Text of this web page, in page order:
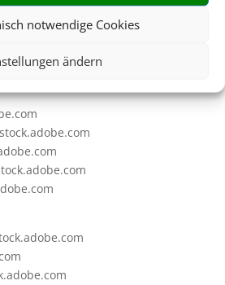
notwendige Cookies
ändern
stock.adobe.com